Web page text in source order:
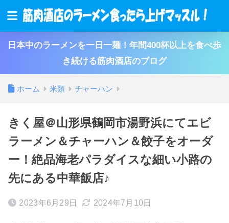
日本中のラーメンを一日一麺！年間400杯以上を食べ歩
き続ける筋肉酒店のブログ
ホーム 米類 チャーハン
きく屋＠山形県鶴岡市湯野浜にてエビ
ラーメン＆チャーハン＆餃子をオーダ
ー！絶品海老パラダイスな細い小路の
先にある中華飯店♪
2023年6月29日 2024年7月10日